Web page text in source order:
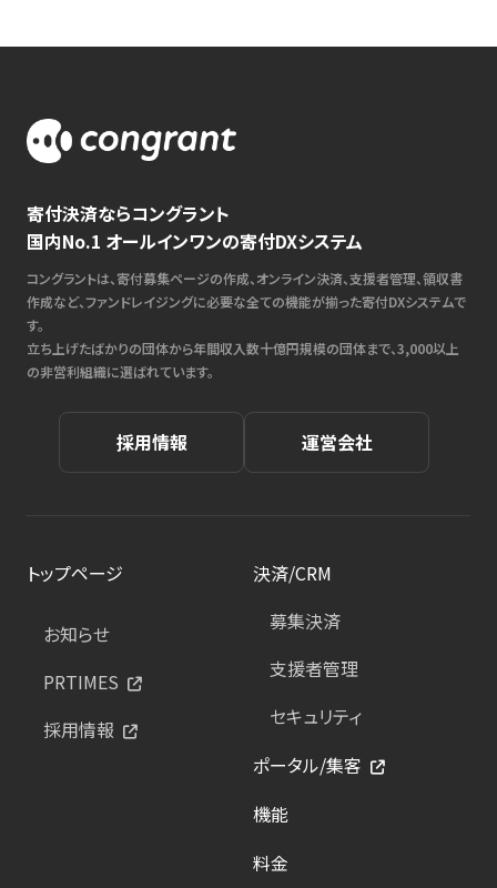
寄付決済ならコングラント
国内No.1 オールインワンの寄付DXシステム
コングラントは、寄付募集ページの作成、オンライン決済、支援者管理、領収書
作成など、ファンドレイジングに必要な全ての機能が揃った寄付DXシステムで
す。
立ち上げたばかりの団体から年間収入数十億円規模の団体まで、3,000以上
の非営利組織に選ばれています。
採用情報 運営会社
トップページ
お知らせ
PRTIMES
採用情報
決済/CRM
募集決済
支援者管理
セキュリティ
ポータル/集客
機能
料金